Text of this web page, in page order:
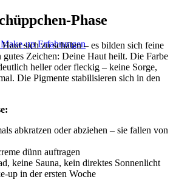
up Erfahrungen
Phase
sich zu schälen – es bilden sich feine
gutes Zeichen: Deine Haut heilt. Die Farbe
heller oder fleckig – keine Sorge,
Die Pigmente stabilisieren sich in den
abkratzen oder abziehen – sie fallen von
dünn auftragen
keine Sauna, kein direktes Sonnenlicht
up in der ersten Woche